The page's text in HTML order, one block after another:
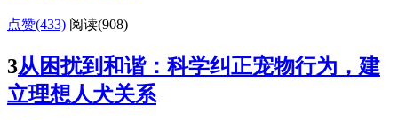
点赞(433) 阅读(908)
3从困扰到和谐：科学纠正宠物行为，建
立理想人犬关系